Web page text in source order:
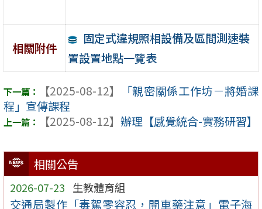
相關公告
2026-07-23 生教體育組
交通局製作「毒駕零容忍，開車藥注意」電子海
相關附件
固定式違規照相設備及區間測速裝
置設置地點一覽表
【2025-08-12】
「親密關係工作坊－將婚課
程」宣傳課程
【2025-08-12】 辦理【感覺統合-實務研習】